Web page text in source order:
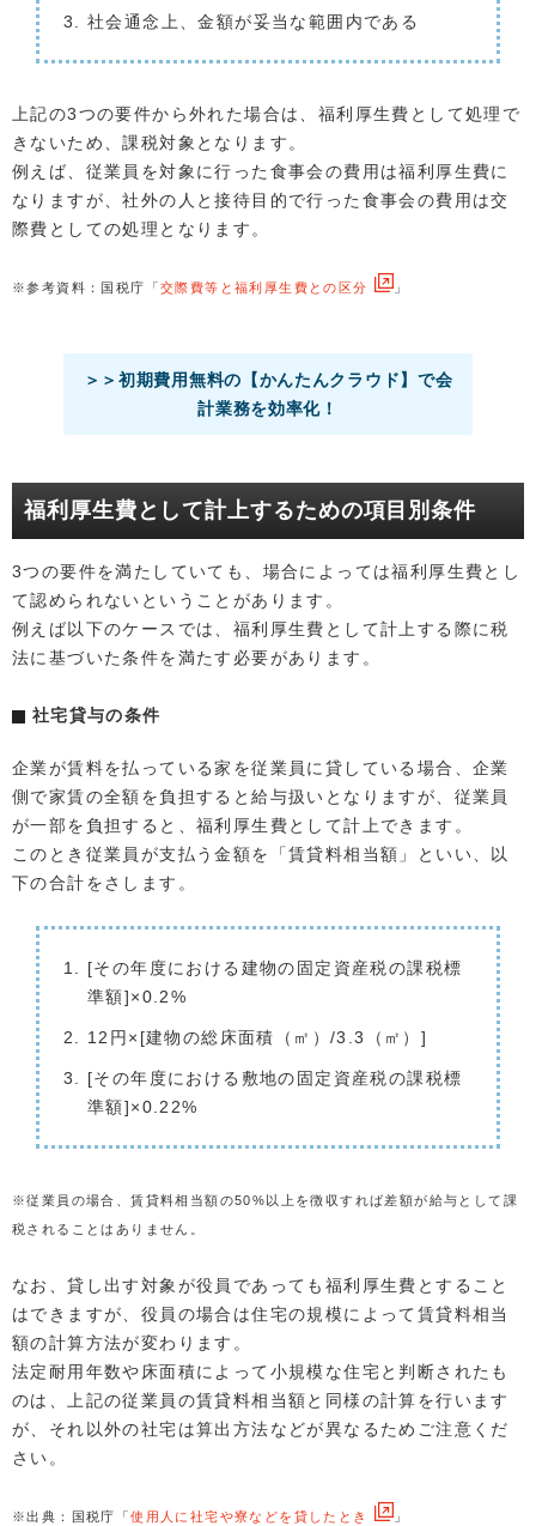
社会通念上、金額が妥当な範囲内である
上記の3つの要件から外れた場合は、福利厚生費として処理で
きないため、課税対象となります。
例えば、従業員を対象に行った食事会の費用は福利厚生費に
なりますが、社外の人と接待目的で行った食事会の費用は交
際費としての処理となります。
※参考資料：国税庁「交際費等と福利厚生費との区分 」
＞＞初期費用無料の【かんたんクラウド】で会
計業務を効率化！
福利厚生費として計上するための項目別条件
3つの要件を満たしていても、場合によっては福利厚生費とし
て認められないということがあります。
例えば以下のケースでは、福利厚生費として計上する際に税
法に基づいた条件を満たす必要があります。
社宅貸与の条件
企業が賃料を払っている家を従業員に貸している場合、企業
側で家賃の全額を負担すると給与扱いとなりますが、従業員
が一部を負担すると、福利厚生費として計上できます。
このとき従業員が支払う金額を「賃貸料相当額」といい、以
下の合計をさします。
[その年度における建物の固定資産税の課税標
準額]×0.2%
12円×[建物の総床面積（㎡）/3.3（㎡）]
[その年度における敷地の固定資産税の課税標
準額]×0.22%
※従業員の場合、賃貸料相当額の50%以上を徴収すれば差額が給与として課
税されることはありません。
なお、貸し出す対象が役員であっても福利厚生費とすること
はできますが、役員の場合は住宅の規模によって賃貸料相当
額の計算方法が変わります。
法定耐用年数や床面積によって小規模な住宅と判断されたも
のは、上記の従業員の賃貸料相当額と同様の計算を行います
が、それ以外の社宅は算出方法などが異なるためご注意くだ
さい。
※出典：国税庁「使用人に社宅や寮などを貸したとき
」